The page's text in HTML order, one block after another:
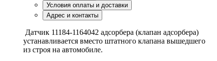
Условия оплаты и доставки
Адрес и контакты
Датчик 11184-1164042 адсорбера (клапан адсорбера)
устанавливается вместо штатного клапана вышедшего
из строя на автомобиле.